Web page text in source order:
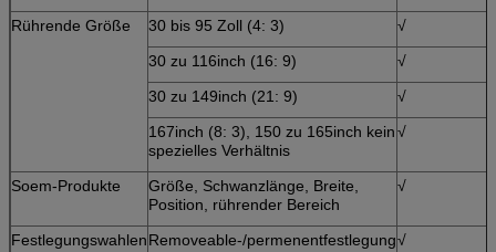
Rührende Größe 30 bis 95 Zoll (4: 3)
√
30 zu 116inch (16: 9)
√
30 zu 149inch (21: 9)
√
167inch (8: 3), 150 zu 165inch kein
spezielles Verhältnis
√
Soem-Produkte
Größe, Schwanzlänge, Breite,
Position, rührender Bereich
√
FestlegungswahlenRemoveable-/permenentfestlegung√